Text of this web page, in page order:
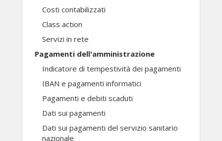
Costi contabilizzati
Class action
Servizi in rete
Pagamenti dell'amministrazione
Indicatore di tempestività dei pagamenti
IBAN e pagamenti informatici
Pagamenti e debiti scaduti
Dati sui pagamenti
Dati sui pagamenti del servizio sanitario
nazionale